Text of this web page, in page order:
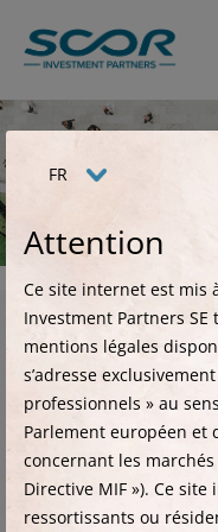
contenu
principal
Equipe
Affinez
FR
Attention
Ce site internet est mis
Investment Partners
mentions légales
s’adresse
professionnels » au
Parlement européen et
concernant les
Directive MIF »). Ce
ressortissants ou